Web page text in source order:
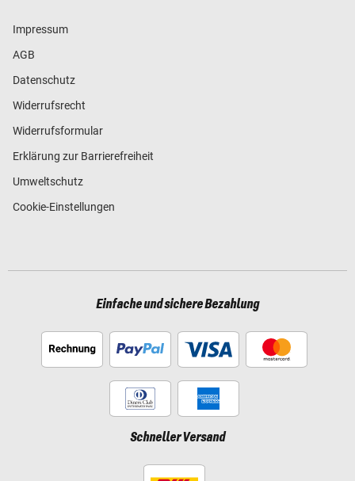
Impressum
AGB
Datenschutz
Widerrufsrecht
Widerrufsformular
Erklärung zur Barrierefreiheit
Umweltschutz
Cookie-Einstellungen
Einfache und sichere Bezahlung
Schneller Versand